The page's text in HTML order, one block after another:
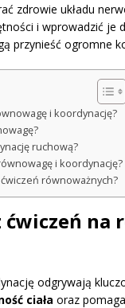
zdrowie układu
i wprowadzić je
przynieść ogromne
i koordynację?
ruchową?
i koordynację?
równoważnych?
ćwiczeń na
odgrywają
ciała oraz